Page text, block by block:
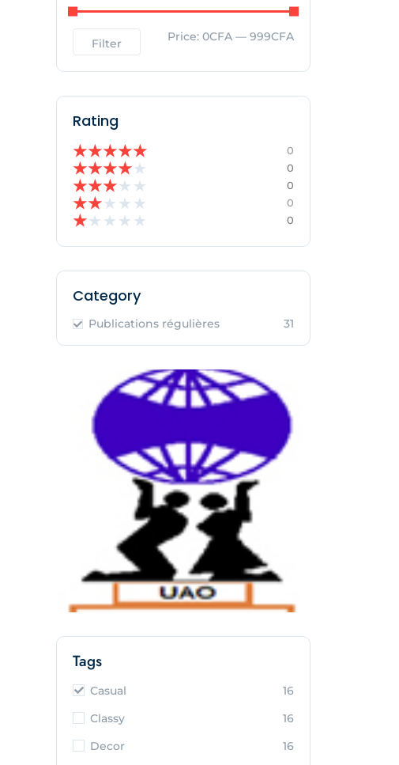
Filter Price: 0CFA — 999CFA
Rating
★★★★★ 0
★★★★★ 0
★★★★ ★ 0
★★★ ★ ★ 0
★★ ★ ★ ★ 0
Category
Publications régulières 31
Tags
Casual
16
Classy
16
Decor
16